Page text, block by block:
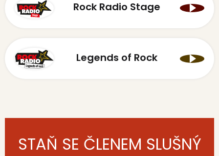
Rock Radio Stage
Legends of Rock
STAŇ SE ČLENEM SLUŠNÝ